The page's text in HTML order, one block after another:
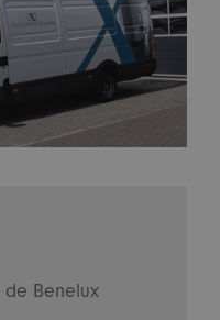
Benelux